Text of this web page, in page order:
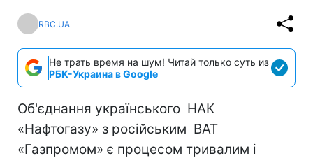
RBC.UA
Не трать время на шум! Читай только суть из
РБК-Украина в Google
Об'єднання українського НАК
«Нафтогазу» з російським ВАТ
«Газпромом» є процесом тривалим і